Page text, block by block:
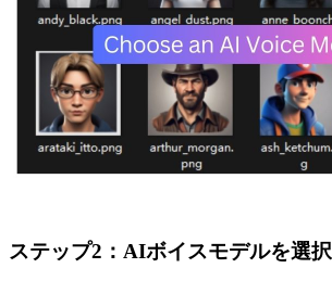
ステップ2：AIボイスモデルを選択